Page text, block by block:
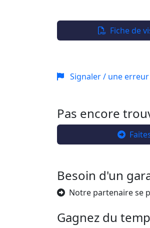
Fiche de
Signaler / une erreur
Pas encore
Besoin d'un
Notre partenaire se
Gagnez du